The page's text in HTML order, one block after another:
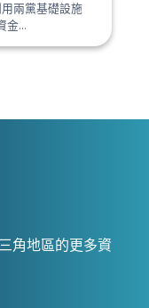
兩黨基礎設施
金…
角地區的更多資